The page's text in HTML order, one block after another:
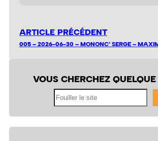
ARTICLE PRÉCÉDENT
005 – 2026-06-30 – MONONC’ SERGE –
VOUS CHERCHEZ